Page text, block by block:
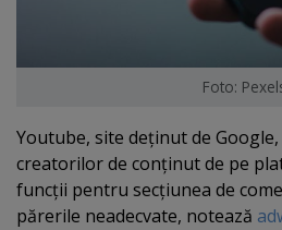
Foto:
Youtube, site deţinut de
creatorilor de conţinut de pe
funcţii pentru secţiunea de
părerile neadecvate, notează